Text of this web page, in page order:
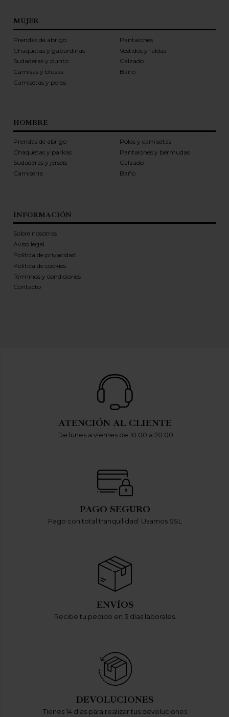
MUJER
Prendas de abrigo
Chaquetas y gabardinas
Sudaderas y punto
Camisas y blusas
Camisetas y polos
Pantalones
Vestidos y faldas
Calzado
Baño
HOMBRE
Prendas de abrigo
Chaquetas y parkas
Sudaderas y jerseis
Camisería
Polos y camisetas
Pantalones y bermudas
Calzado
Baño
INFORMACIÓN
Sobre nosotros
Aviso legal
Política de privacidad
Política de cookies
Términos y condiciones
Contacto
ATENCIÓN AL CLIENTE
De lunes a viernes de 10:00 a 20:00
PAGO SEGURO
Pago con total tranquilidad. Usamos SSL
ENVÍOS
Recibe tu pedido en 3 días laborales.
DEVOLUCIONES
Tienes 14 días para realizar tus devoluciones